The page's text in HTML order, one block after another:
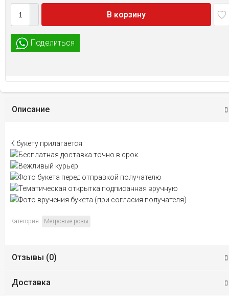
В корзину
Поделиться
Описание
К букету прилагается:
Бесплатная доставка точно в срок
Вежливый курьер
Фото букета перед отправкой получателю
Тематическая открытка подписанная вручную
Фото вручения букета (при согласия получателя)
Категория: Метровые розы
Отзывы (0)
Доставка